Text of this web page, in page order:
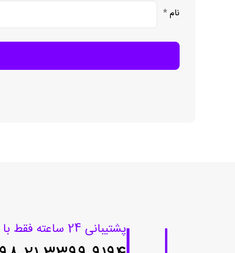
نام*
پشتیبانی 24 ساعته فقط با یک تماس